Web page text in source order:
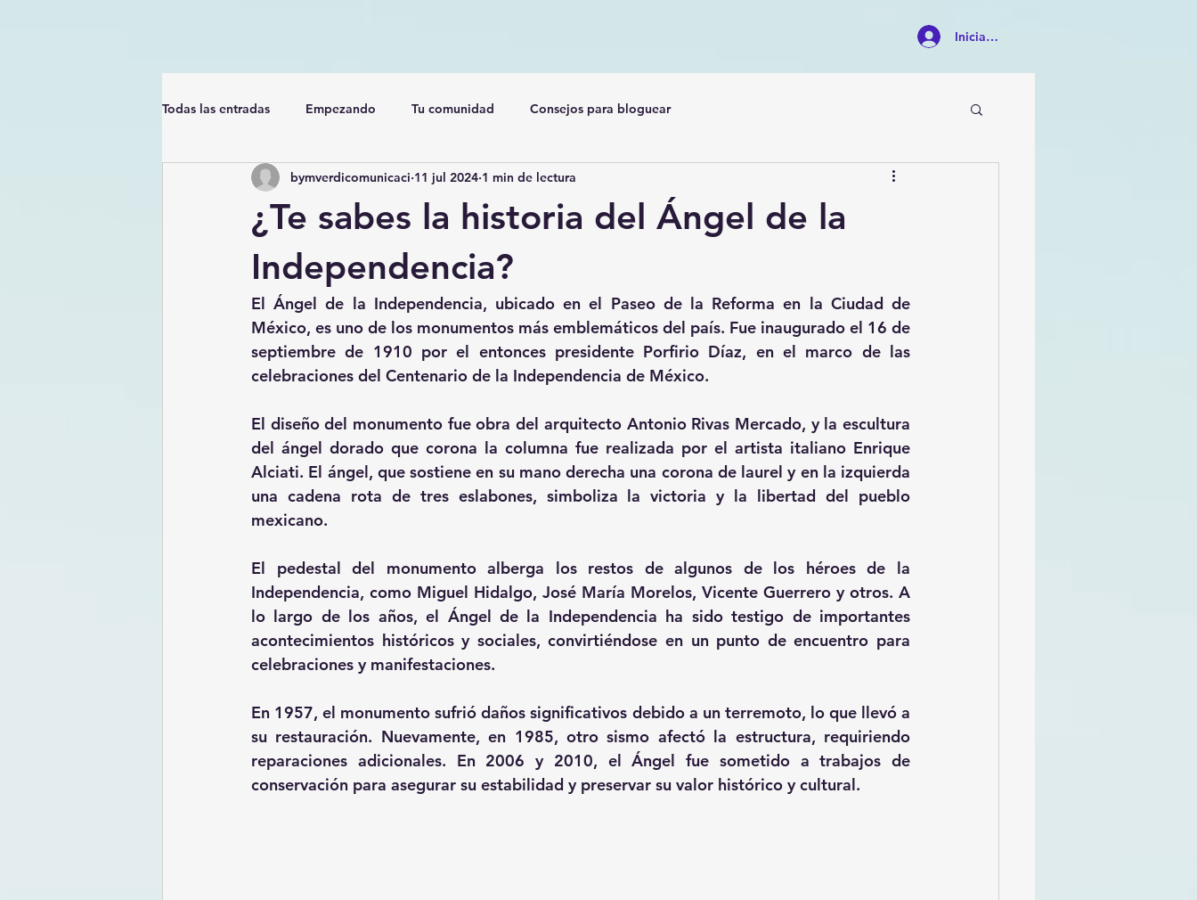
Iniciar sesión
Todas las entradas Empezando Tu comunidad Consejos para bloguear
¿Te sabes la historia del Ángel de la
Independencia?
bymverdicomunicaci 11 jul 2024 1 min de lectura
El Ángel de la Independencia, ubicado en el Paseo de la Reforma en la Ciudad de
México, es uno de los monumentos más emblemáticos del país. Fue inaugurado el 16 de
septiembre de 1910 por el entonces presidente Porfirio Díaz, en el marco de las
celebraciones del Centenario de la Independencia de México.
El diseño del monumento fue obra del arquitecto Antonio Rivas Mercado, y la escultura
del ángel dorado que corona la columna fue realizada por el artista italiano Enrique
Alciati. El ángel, que sostiene en su mano derecha una corona de laurel y en la izquierda
una cadena rota de tres eslabones, simboliza la victoria y la libertad del pueblo
mexicano.
El pedestal del monumento alberga los restos de algunos de los héroes de la
Independencia, como Miguel Hidalgo, José María Morelos, Vicente Guerrero y otros. A
lo largo de los años, el Ángel de la Independencia ha sido testigo de importantes
acontecimientos históricos y sociales, convirtiéndose en un punto de encuentro para
celebraciones y manifestaciones.
En 1957, el monumento sufrió daños significativos debido a un terremoto, lo que llevó a
su restauración. Nuevamente, en 1985, otro sismo afectó la estructura, requiriendo
reparaciones adicionales. En 2006 y 2010, el Ángel fue sometido a trabajos de
conservación para asegurar su estabilidad y preservar su valor histórico y cultural.